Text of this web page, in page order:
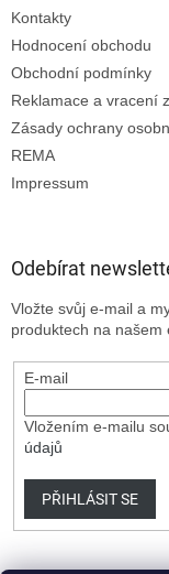
Kontakty
Hodnocení obchodu
Obchodní podmínky
Reklamace a vracení
Zásady ochrany
REMA
Impressum
Odebírat
Vložte svůj e-mail a
produktech na našem
E-mail
Vložením e-mailu
údajů
PŘIHLÁSIT SE